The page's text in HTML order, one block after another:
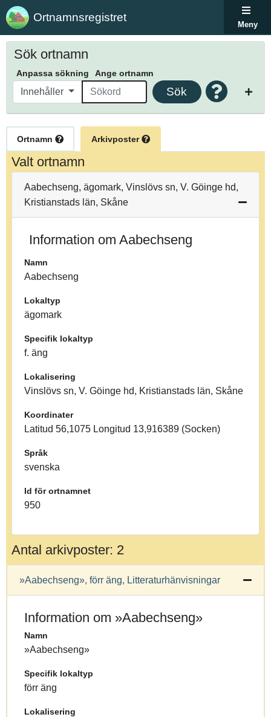
Ortnamnsregistret
Meny
Sök ortnamn
Anpassa sökning Ange ortnamn
Innehåller Sök
Ortnamn Arkivposter
Valt ortnamn
Aabechseng, ägomark, Vinslövs sn, V. Göinge hd,
Kristianstads län, Skåne
Information om Aabechseng
Namn
Aabechseng
Lokaltyp
ägomark
Specifik lokaltyp
f. äng
Lokalisering
Vinslövs sn, V. Göinge hd, Kristianstads län, Skåne
Koordinater
Latitud 56,1075 Longitud 13,916389 (Socken)
Språk
svenska
Id för ortnamnet
950
Antal arkivposter: 2
»Aabechseng», förr äng, Litteraturhänvisningar
Information om »Aabechseng»
Namn
»Aabechseng»
Specifik lokaltyp
förr äng
Lokalisering